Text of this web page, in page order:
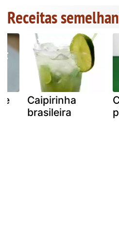
Receitas
Caipirinha
brasileira